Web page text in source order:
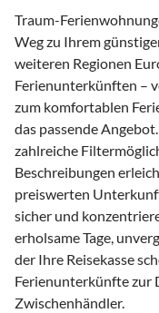
Traum-
Weg zu Ihrem
weiteren Regionen
Ferienunterkünften –
zum komfortablen
das passende
zahlreiche
Beschreibungen
preiswerten
sicher und
erholsame Tage,
der Ihre Reisekasse
Ferienunterkünfte zur
Zwischenhändler.